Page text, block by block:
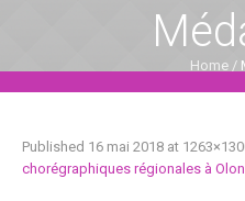
Home /
Published 16 mai 2018 at
chorégraphiques régionales à